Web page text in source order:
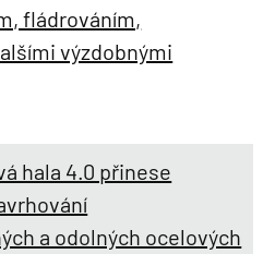
fládrováním,
výzdobnými
hala 4.0 přinese
a odolných ocelových